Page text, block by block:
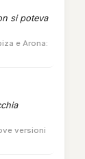
si poteva
e Arona:
versioni